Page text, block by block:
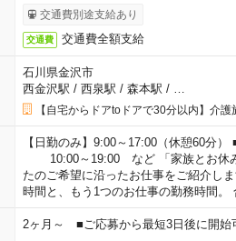
交通費別途支給あり
交通費 交通費全額支給
石川県金沢市
西金沢駅 / 西泉駅 / 森本駅 / …
【自宅からドアtoドアで30分以内】介
【日勤のみ】9:00～17:00（休憩60分
10:00～19:00 など 「家族とお休み
たのご希望に沿ったお仕事をご紹介し
時間と、もう1つのお仕事の勤務時間
2ヶ月～ ■ご応募から最短3日後に開始